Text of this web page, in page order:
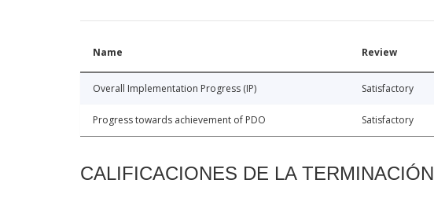
Name Review
Overall Implementation Progress (IP) Satisfactory
Progress towards achievement of PDO Satisfactory
CALIFICACIONES DE LA TERMINACIÓN